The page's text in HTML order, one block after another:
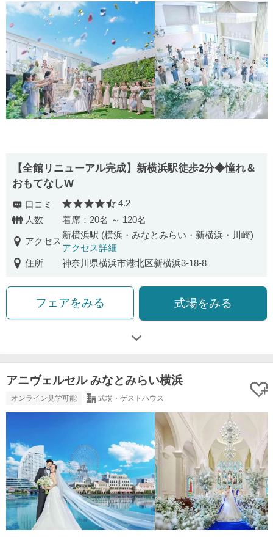
【全館リニューアル完成】新横浜駅徒歩2分◆憧れ＆
おもてなしW
口コミ 口コミ評価
4.2
人数
着席：20名 ～ 120名
アクセス
新横浜駅 (横浜・みなとみらい・新横浜・川崎)
アクセス詳細
住所
神奈川県横浜市港北区新横浜3-18-8
フェアをみる 式場をみる
アニヴェルセル みなとみらい横浜
オンライン見学可能 式場・ゲストハウス